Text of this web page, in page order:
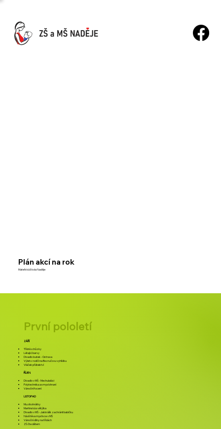
První pololetí
ZÁŘÍ
Třídní schůzky
Létající barvy
Divadlo loutek - Ostrava
Výlet s rodiči na Bezručovu vyhlídku
Vláček přátelství
ŘÍJEN
Divadlo v MŠ - Mechulaláci
Polytechnika a smyslohraní
Vánoční focení
LISTOPAD
Muzikohrátky
Martinská světýlka
Divadlo v MŠ - Jakkrálík zachránil babičku
Návštěva myslivce v MŠ
Vánoční dílny na třídách
ZŠ čte dětem
Plán akcí na rok
Mateřská škola Naděje